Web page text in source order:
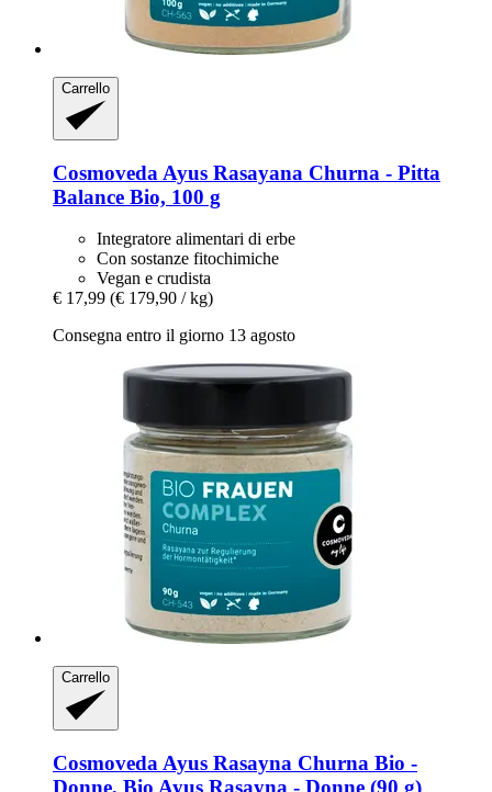
Carrello
Cosmoveda Ayus Rasayana Churna -​ Pitta
Balance Bio, 100 g
Integratore alimentari di erbe
Con sostanze fitochimiche
Vegan e crudista
€ 17,99 (€ 179,90 / kg)
Consegna entro il giorno 13 agosto
Carrello
Cosmoveda Ayus Rasayna Churna Bio -​
Donne, Bio Ayus Rasayna -​ Donne (90 g)